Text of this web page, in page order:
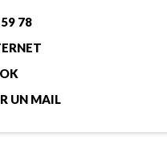
78
UN MAIL